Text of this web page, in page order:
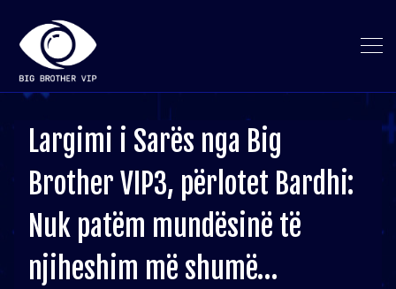
Largimi i Sarës nga Big
Brother VIP3, përlotet Bardhi:
Nuk patëm mundësinë të
njiheshim më shumë…